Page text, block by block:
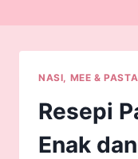
NASI, MEE & PASTA
Resepi
Enak